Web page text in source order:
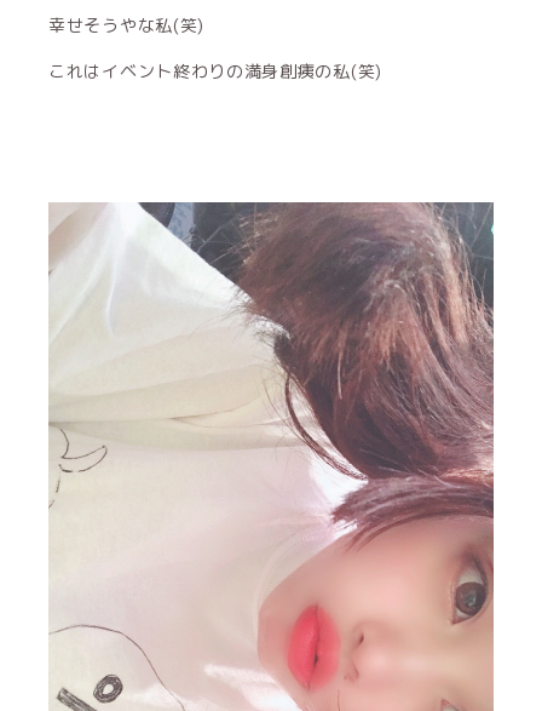
幸せそうやな私(笑)
これはイベント終わりの満身創痍の私(笑)